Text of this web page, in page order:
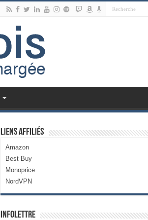
Liens Affiliés
Amazon
Best Buy
Monoprice
NordVPN
Infolettre